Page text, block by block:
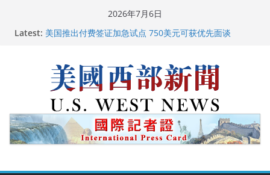
2026年7月6日
Latest: 美国推出付费签证加急试点 750美元可获优先面谈
美国最高法院维持“出生公民权” : 出生在美国就是美国
人！
中国驻美国大使谢锋邀请美国老教师罗纳德·萨科尔斯基
再次访华